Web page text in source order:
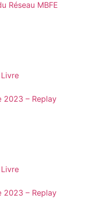
Réseau MBFE
2023 – Replay
2023 – Replay